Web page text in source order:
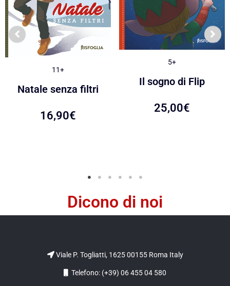
11+
Natale senza filtri
16,90€
5+
Il sogno di Flip
25,00€
Dicono di noi
Viale P. Togliatti, 1625 00155 Roma Italy
Telefono: (+39) 06 455 04 580